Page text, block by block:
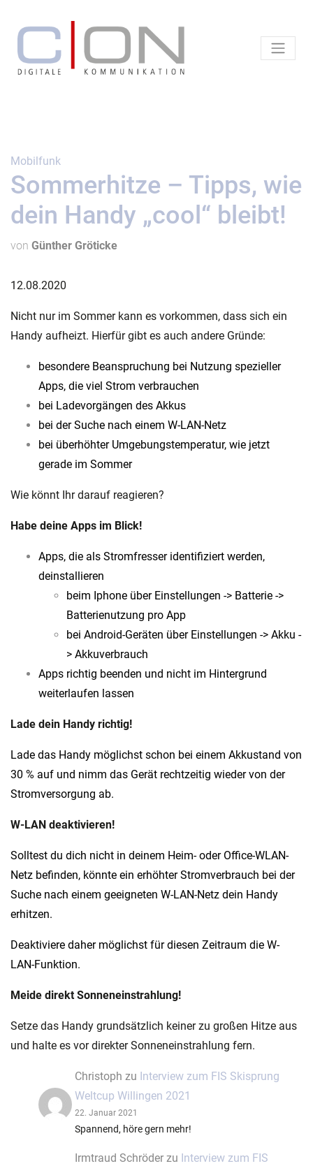
Mobilfunk
Sommerhitze – Tipps, wie
dein Handy „cool“ bleibt!
von Günther Gröticke
12.08.2020
Nicht nur im Sommer kann es vorkommen, dass sich ein
Handy aufheizt. Hierfür gibt es auch andere Gründe:
besondere Beanspruchung bei Nutzung spezieller
Apps, die viel Strom verbrauchen
bei Ladevorgängen des Akkus
bei der Suche nach einem W-LAN-Netz
bei überhöhter Umgebungstemperatur, wie jetzt
gerade im Sommer
Wie könnt Ihr darauf reagieren?
Habe deine Apps im Blick!
Apps, die als Stromfresser identifiziert werden,
deinstallieren
beim Iphone über Einstellungen -> Batterie ->
Batterienutzung pro App
bei Android-Geräten über Einstellungen -> Akku -
> Akkuverbrauch
Apps richtig beenden und nicht im Hintergrund
weiterlaufen lassen
Lade dein Handy richtig!
Lade das Handy möglichst schon bei einem Akkustand von
30 % auf und nimm das Gerät rechtzeitig wieder von der
Stromversorgung ab.
W-LAN deaktivieren!
Solltest du dich nicht in deinem Heim- oder Office-WLAN-
Netz befinden, könnte ein erhöhter Stromverbrauch bei der
Suche nach einem geeigneten W-LAN-Netz dein Handy
erhitzen.
Deaktiviere daher möglichst für diesen Zeitraum die W-
LAN-Funktion.
Meide direkt Sonneneinstrahlung!
Setze das Handy grundsätzlich keiner zu großen Hitze aus
und halte es vor direkter Sonneneinstrahlung fern.
Christoph zu Interview zum FIS Skisprung
Weltcup Willingen 2021
22. Januar 2021
Spannend, höre gern mehr!
Irmtraud Schröder zu Interview zum FIS